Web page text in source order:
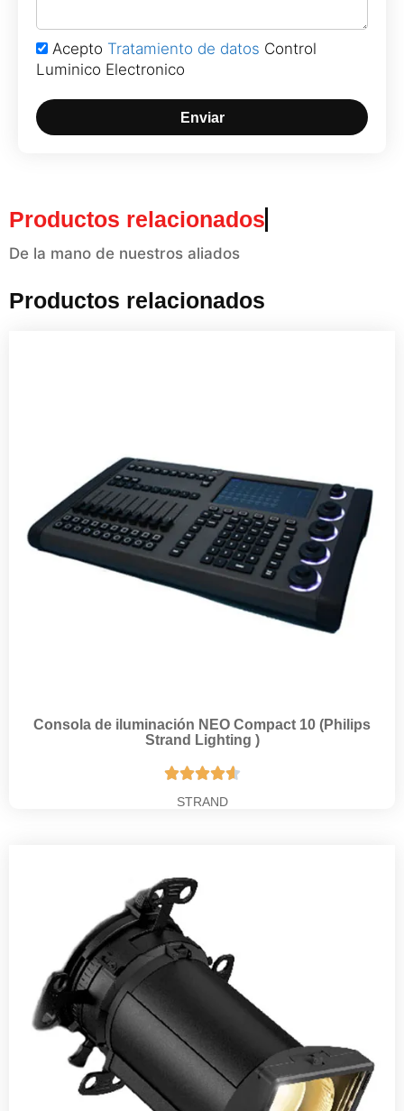
Acepto Tratamiento de datos Control
Luminico Electronico
Enviar
Productos relacionados
De la mano de nuestros aliados
Productos relacionados
Consola de iluminación NEO Compact 10 (Philips
Strand Lighting )

STRAND